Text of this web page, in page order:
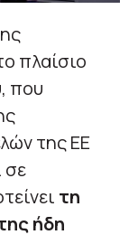
πλαίσιο
που
της ΕΕ
σε
τη
ήδη